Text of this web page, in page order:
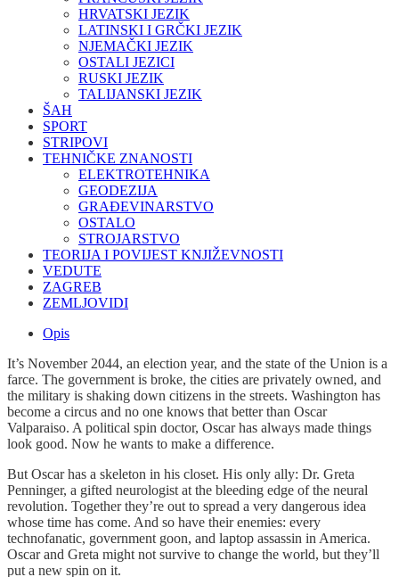
HRVATSKI JEZIK
LATINSKI I GRČKI JEZIK
NJEMAČKI JEZIK
OSTALI JEZICI
RUSKI JEZIK
TALIJANSKI JEZIK
ŠAH
SPORT
STRIPOVI
TEHNIČKE ZNANOSTI
ELEKTROTEHNIKA
GEODEZIJA
GRAĐEVINARSTVO
OSTALO
STROJARSTVO
TEORIJA I POVIJEST KNJIŽEVNOSTI
VEDUTE
ZAGREB
ZEMLJOVIDI
Opis
It’s November 2044, an election year, and the state of the Union is a
farce. The government is broke, the cities are privately owned, and
the military is shaking down citizens in the streets. Washington has
become a circus and no one knows that better than Oscar
Valparaiso. A political spin doctor, Oscar has always made things
look good. Now he wants to make a difference.
But Oscar has a skeleton in his closet. His only ally: Dr. Greta
Penninger, a gifted neurologist at the bleeding edge of the neural
revolution. Together they’re out to spread a very dangerous idea
whose time has come. And so have their enemies: every
technofanatic, government goon, and laptop assassin in America.
Oscar and Greta might not survive to change the world, but they’ll
put a new spin on it.